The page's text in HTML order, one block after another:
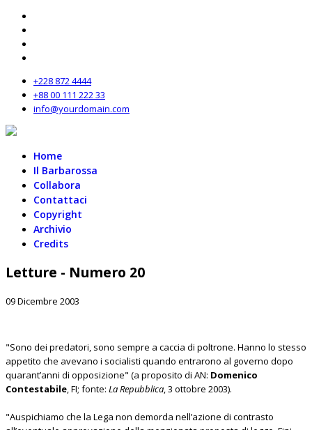
+228 872 4444
+88 00 111 222 33
info@yourdomain.com
Home
Il Barbarossa
Collabora
Contattaci
Copyright
Archivio
Credits
Letture - Numero 20
09 Dicembre 2003
"Sono dei predatori, sono sempre a caccia di poltrone. Hanno lo stesso
appetito che avevano i socialisti quando entrarono al governo dopo
quarant’anni di opposizione" (a proposito di AN: Domenico
Contestabile, FI; fonte: La Repubblica, 3 ottobre 2003).
"Auspichiamo che la Lega non demorda nell’azione di contrasto